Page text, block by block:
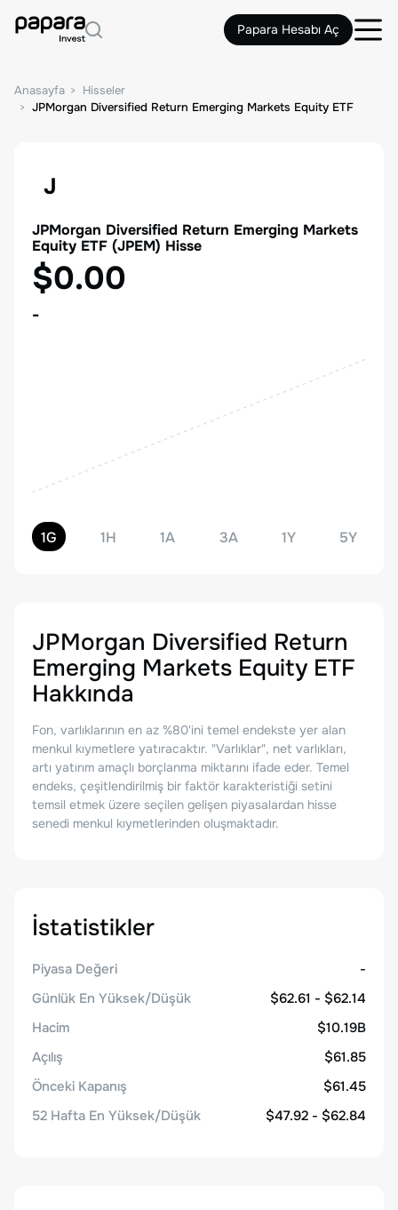
Papara Hesabı Aç
Anasayfa
Hisseler
JPMorgan Diversified Return Emerging Markets Equity ETF
J
JPMorgan Diversified Return Emerging Markets
Equity ETF (JPEM) Hisse
$0.00
-
1G 1H 1A 3A 1Y 5Y
JPMorgan Diversified Return
Emerging Markets Equity ETF
Hakkında
Fon, varlıklarının en az %80'ini temel endekste yer alan
menkul kıymetlere yatıracaktır. "Varlıklar", net varlıkları,
artı yatırım amaçlı borçlanma miktarını ifade eder. Temel
endeks, çeşitlendirilmiş bir faktör karakteristiği setini
temsil etmek üzere seçilen gelişen piyasalardan hisse
senedi menkul kıymetlerinden oluşmaktadır.
İstatistikler
Piyasa Değeri
-
Günlük En Yüksek/Düşük
$62.61 - $62.14
Hacim
$10.19B
Açılış
$61.85
Önceki Kapanış
$61.45
52 Hafta En Yüksek/Düşük
$47.92 - $62.84